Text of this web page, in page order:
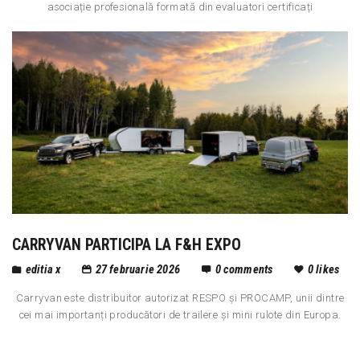
asociație profesională formată din evaluatori certificați
CARRYVAN PARTICIPA LA F&H EXPO
editia x 27 februarie 2026 0comments 0likes
Carryvan este distribuitor autorizat RESPO și PROCAMP, unii dintre
cei mai importanți producători de trailere și mini rulote din Europa.